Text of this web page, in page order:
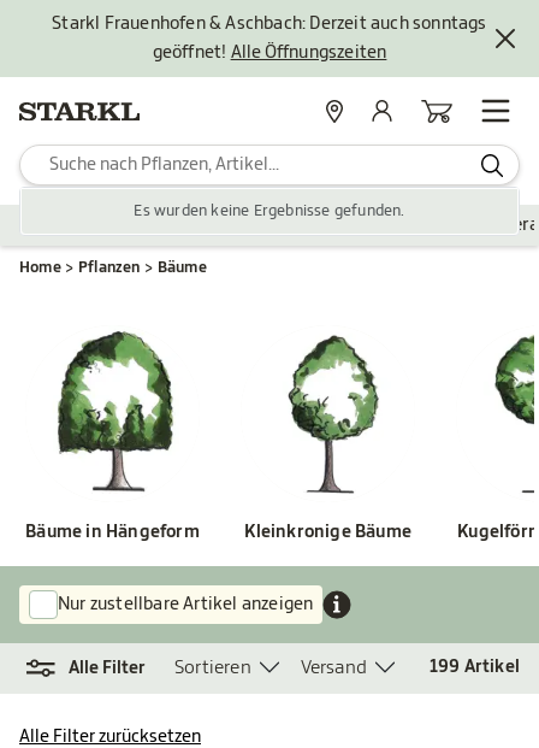
Starkl Frauenhofen & Aschbach: Derzeit auch sonntags
geöffnet! Alle Öffnungszeiten
Es wurden keine Ergebnisse gefunden.
StandorteMein KontoWarenkorb
Zubehör Gartengestaltung
Home Pflanzen Bäume
Bäume in Hängeform Kleinkronige Bäume
Nur zustellbare Artikel anzeigen
Alle Filter Sortieren Versand 199 Artikel
Alle Filter zurücksetzen